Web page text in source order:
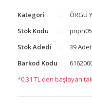
Kategori
ÖRGÜ
Stok Kodu
Stok Adedi
39 Adet
Barkod Kodu
*0,31 TL den başlayan